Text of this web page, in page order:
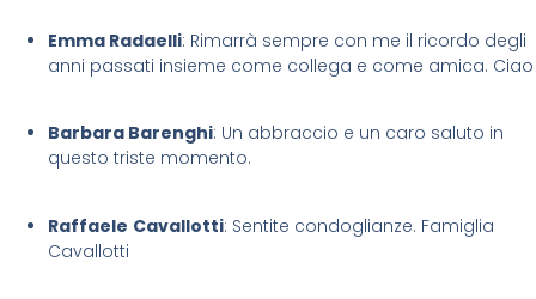
Emma Radaelli: Rimarrà sempre con me il ricordo degli
anni passati insieme come collega e come amica. Ciao
Barbara Barenghi: Un abbraccio e un caro saluto in
questo triste momento.
Raffaele Cavallotti: Sentite condoglianze. Famiglia
Cavallotti